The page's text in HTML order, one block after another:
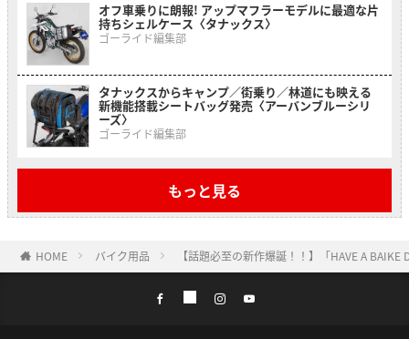
オフ車乗りに朗報! アップマフラーモデルに最適な片
持ちシェルケース〈タナックス〉
ゴーライド編集部
タナックスからキャンプ／街乗り／林道にも映える
新機能搭載シートバッグ発売〈アーバンブルーシリ
ーズ〉
ゴーライド編集部
もっと見る
HOME バイク用品 【話題必至の新作爆誕！！】「HAVE A